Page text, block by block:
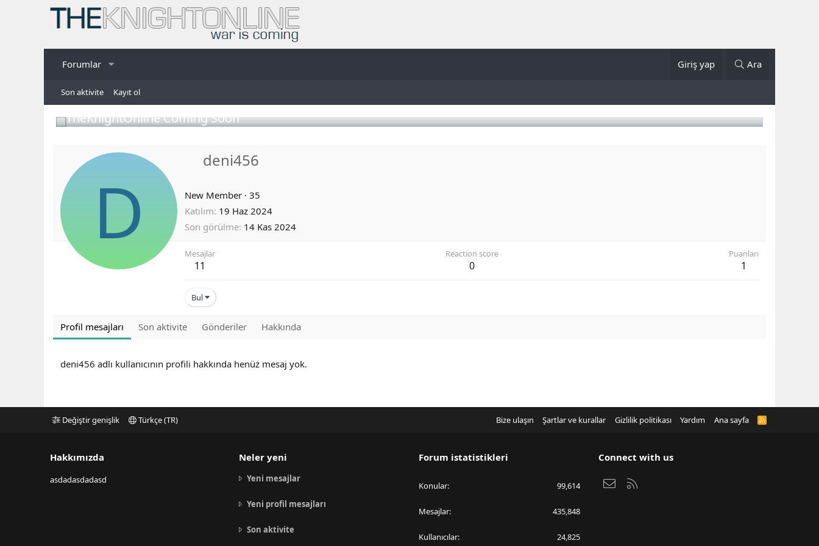
Forumlar Giriş yap Ara
Son aktivite Kayıt ol
TheKnightOnline Coming Soon
D
deni456
New Member · 35
Katılım 19 Haz 2024
Son görülme 14 Kas 2024
Mesajlar
11
Reaction score
0
Puanları
1
Bul
Profil mesajları Son aktivite Gönderiler Hakkında
deni456 adlı kullanıcının profili hakkında henüz mesaj yok.
Değiştir genişlik Türkçe (TR) Bize ulaşın Şartlar ve kurallar Gizlilik politikası Yardım Ana sayfa
R
Hakkımızda
asdadasdadasd
Neler yeni
Yeni mesajlar
Yeni profil mesajları
Son aktivite
Forum istatistikleri
Konular 99,614
Mesajlar 435,848
Kullanıcılar 24,825
Connect with us
Bize ulaşın